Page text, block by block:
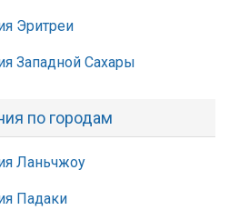
Эритреи
Западной Сахары
по городам
Ланьчжоу
Падаки